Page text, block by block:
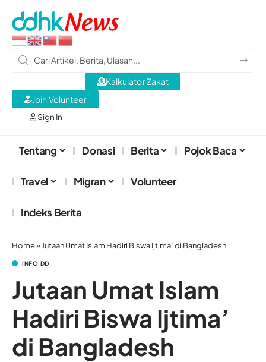
Sign In
Kalkulator Zakat
Join Volunteer
Tentang Donasi Berita Pojok Baca
Travel Migran Volunteer
Indeks Berita
Home» Jutaan Umat Islam Hadiri Biswa Ijtima’ di Bangladesh
INFO DD
Jutaan Umat Islam
Hadiri Biswa Ijtima’
di Bangladesh